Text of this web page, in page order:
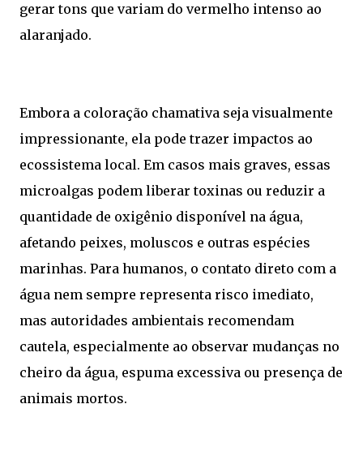
gerar tons que variam do vermelho intenso ao
alaranjado.
Embora a coloração chamativa seja visualmente
impressionante, ela pode trazer impactos ao
ecossistema local. Em casos mais graves, essas
microalgas podem liberar toxinas ou reduzir a
quantidade de oxigênio disponível na água,
afetando peixes, moluscos e outras espécies
marinhas. Para humanos, o contato direto com a
água nem sempre representa risco imediato,
mas autoridades ambientais recomendam
cautela, especialmente ao observar mudanças no
cheiro da água, espuma excessiva ou presença de
animais mortos.